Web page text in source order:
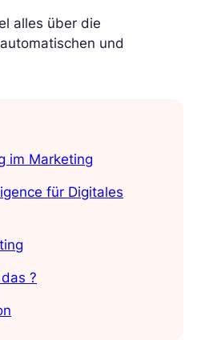
alles über die
und
im Marketing
für Digitales
?